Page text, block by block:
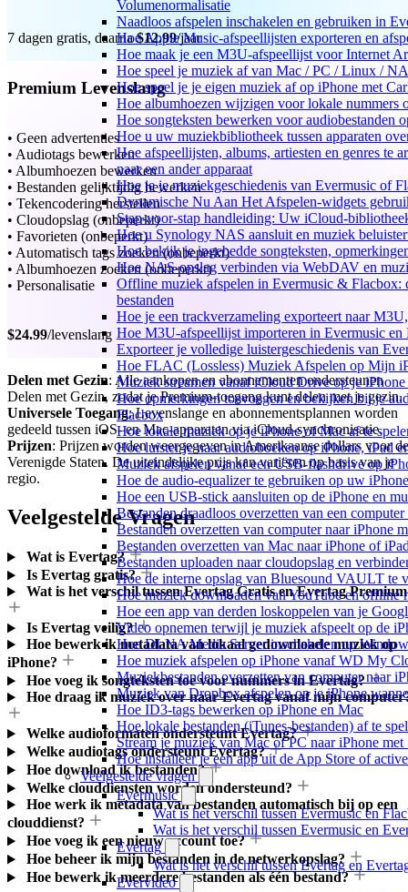
Volumenormalisatie
Naadloos afspelen inschakelen en gebruiken in
Hoe Apple Music-afspeellijsten exporteren en
Hoe maak je een M3U-afspeellijst voor Internet
Hoe speel je muziek af van Mac / PC / Linux /
Hoe speel je je eigen muziek af op iPhone met
Hoe albumhoezen wijzigen voor lokale nummers
Hoe songteksten bewerken voor audiobestanden
Hoe u uw muziekbibliotheek tussen apparaten
Hoe afspeellijsten, albums, artiesten en genres
naar een ander apparaat
Hoe je je muziekgeschiedenis van Evermusic of
Dynamische Nu Aan Het Afspelen-widgets
Stap-voor-stap handleiding: Uw iCloud-
Hoe u Synology NAS aansluit en muziek
Hoe bekijk je ingebedde songteksten,
Hoe NAS-opslag verbinden via WebDAV en
Offline muziek afspelen in Evermusic & Flacbox:
bestanden
Hoe je een trackverzameling exporteert naar
Hoe M3U-afspeellijst importeren in Evermusic en
Exporteer je volledige luistergeschiedenis van
Hoe FLAC (Lossless) Muziek Afspelen op Mijn
Muziek streamen vanaf iCloud Drive op je
Hoe opmerkingen toevoegen en bekijken bij je
Flacbox
Hoe lokale muziek op je iPhone of Mac af te
Hoe luister je naar audioboeken op iPhone, iPad
Muziek afspelen vanaf een USB-flashdrive op
Hoe de audio-equalizer te gebruiken op uw
Hoe een USB-stick aansluiten op de iPhone en
Bestanden draadloos overzetten van een
Bestanden overzetten van computer naar iPhone
Bestanden overzetten van Mac naar iPhone of
Bestanden uploaden naar cloudopslag en
Hoe de interne opslag van Bluesound VAULT te
Hoe muziek downloaden van YouTube en offline
Hoe een app van derden loskoppelen van je
Video opnemen terwijl je muziek afspeelt op de
Hoe DLNA Media Server inschakelen op
Hoe muziek afspelen op iPhone vanaf WD My
Muziekbestanden overzetten van computer naar
Muziek van Dropbox afspelen op je iPhone
Hoe ID3-tags bewerken op iPhone en Mac
Hoe lokale bestanden (iTunes-bestanden) af te
Stream je muziek van Mac of PC naar iPhone
Hoe installeer je een app uit de App Store of
Veelgestelde vragen
Evermusic
Wat is het verschil tussen Evermusic en
Wat is het verschil tussen Evermusic en
Evertag
Wat is het verschil tussen Evertag en
Evervideo
7 dagen gratis, daarna$12.99/jaar
Premium Levenslang
• Geen advertenties
• Audiotags bewerken
• Albumhoezen bewerken
• Bestanden gelijktijdig bewerken
• Tekencodering herstellen
• Cloudopslag (onbeperkt)
• Favorieten (onbeperkt)
• Automatisch tags zoeken (onbeperkt)
• Albumhoezen zoeken (onbeperkt)
• Personalisatie
$24.99/levenslang
Delen met Gezin: Alle aankopen en abonnementen ondersteunen
Delen met Gezin, zodat je Premium-toegang kunt delen met je gezin.
Universele Toegang: Levenslange en abonnementsplannen worden
gedeeld tussen iOS- en Mac-apparaten via iCloud-synchronisatie.
Prijzen: Prijzen worden weergegeven in Amerikaanse dollars voor de
Verenigde Staten. De uiteindelijke prijs kan variëren op basis van je
regio.
Veelgestelde Vragen
Wat is Evertag?
Is Evertag gratis?
Wat is het verschil tussen Evertag Gratis en Evertag
Is Evertag veilig?
Hoe bewerk ik metadata van lokaal gedownloade muziek op
iPhone?
Hoe voeg ik songteksten toe voor nummers in Evertag?
Hoe draag ik muziek over naar Evertag vanaf mijn
Welke audioformaten ondersteunt Evertag?
Welke audiotags ondersteunt Evertag?
Hoe download ik bestanden?
Welke clouddiensten worden ondersteund?
Hoe werk ik metadata van bestanden automatisch bij op een
clouddienst?
Hoe voeg ik een nieuw account toe?
Hoe beheer ik mijn bestanden in de netwerkopslag?
Hoe bewerk ik meerdere bestanden als één bestand?